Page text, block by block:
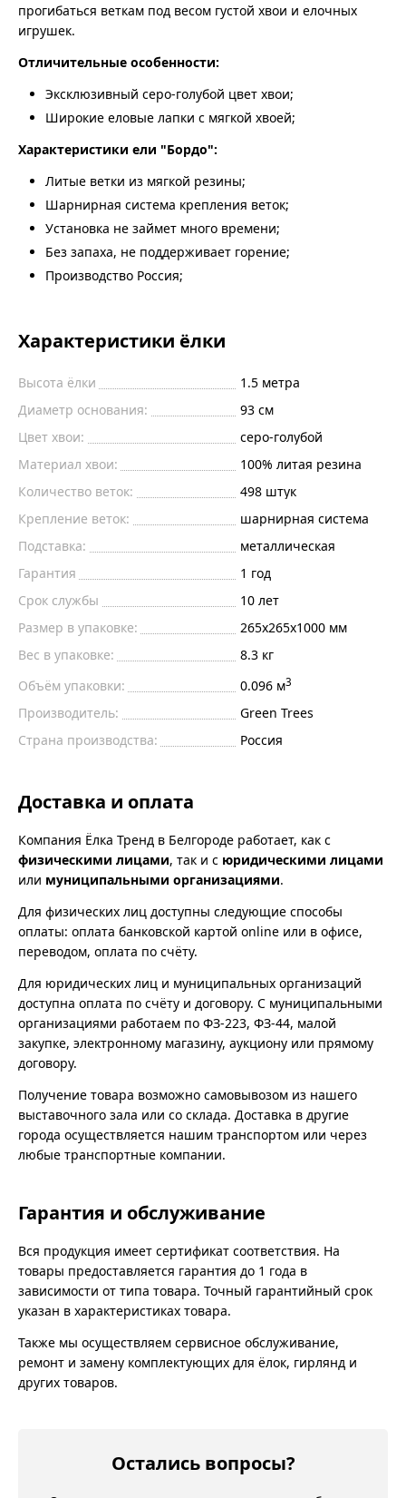
прогибаться веткам под весом густой хвои и елочных
игрушек.
Отличительные особенности:
Эксклюзивный серо-голубой цвет хвои;
Широкие еловые лапки с мягкой хвоей;
Характеристики ели "Бордо":
Литые ветки из мягкой резины;
Шарнирная система крепления веток;
Установка не займет много времени;
Без запаха, не поддерживает горение;
Производство Россия;
Характеристики ёлки
Высота ёлки 1.5 метра
Диаметр основания:
93 см
Цвет хвои:
серо-голубой
Материал хвои:
100% литая резина
Количество веток:
498 штук
Крепление веток:
шарнирная система
Подставка:
металлическая
Гарантия
1 год
Срок службы
10 лет
Размер в упаковке:
265х265х1000 мм
Вес в упаковке:
8.3 кг
Объём упаковки:
0.096 м3
Производитель:
Green Trees
Страна производства:
Россия
Доставка и оплата
Компания Ёлка Тренд в Белгороде работает, как с
физическими лицами, так и с юридическими лицами
или муниципальными организациями.
Для физических лиц доступны следующие способы
оплаты: оплата банковской картой online или в офисе,
переводом, оплата по счёту.
Для юридических лиц и муниципальных организаций
доступна оплата по счёту и договору. С муниципальными
организациями работаем по ФЗ-223, ФЗ-44, малой
закупке, электронному магазину, аукциону или прямому
договору.
Получение товара возможно самовывозом из нашего
выставочного зала или со склада. Доставка в другие
города осуществляется нашим транспортом или через
любые транспортные компании.
Гарантия и обслуживание
Вся продукция имеет сертификат соответствия. На
товары предоставляется гарантия до 1 года в
зависимости от типа товара. Точный гарантийный срок
указан в характеристиках товара.
Также мы осуществляем сервисное обслуживание,
ремонт и замену комплектующих для ёлок, гирлянд и
других товаров.
Остались вопросы?